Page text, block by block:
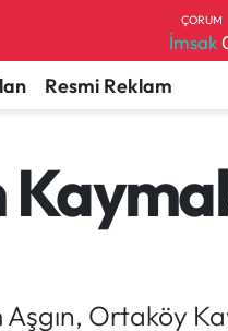
İmsak
Resmi Reklam
Ortaköy